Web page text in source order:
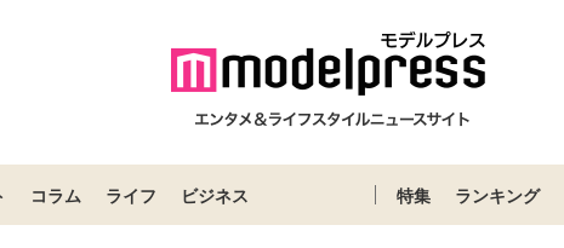
コラム ライフ ビジネス 特集 ランキング